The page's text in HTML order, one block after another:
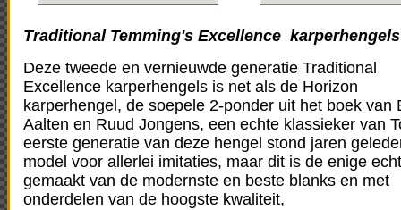
Traditional Temming's Excellence karperhengels
Deze tweede en vernieuwde generatie Traditional
Excellence karperhengels is net als de Horizon
karperhengel, de soepele 2-ponder uit het boek van
Aalten en Ruud Jongens, een echte klassieker van
eerste generatie van deze hengel stond jaren
model voor allerlei imitaties, maar dit is de enige
gemaakt van de modernste en beste blanks en met
onderdelen van de hoogste kwaliteit,